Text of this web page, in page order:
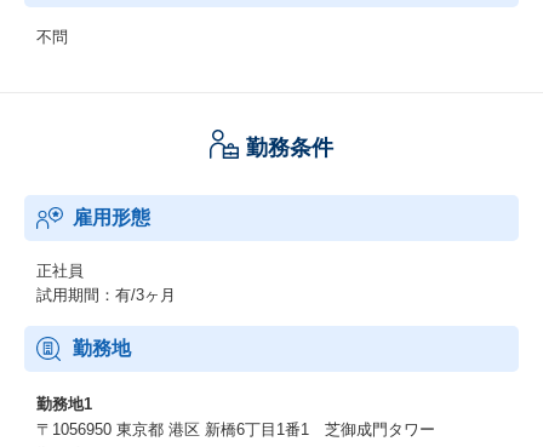
不問
勤務条件
雇用形態
正社員
試用期間：有/3ヶ月
勤務地
勤務地1
〒1056950 東京都 港区 新橋6丁目1番1 芝御成門タワー